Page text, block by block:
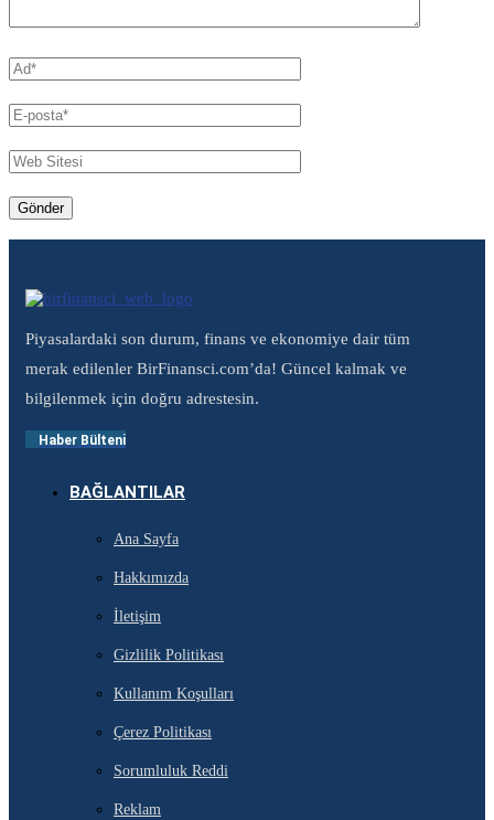
Piyasalardaki son durum, finans ve ekonomiye dair tüm
merak edilenler BirFinansci.com’da! Güncel kalmak ve
bilgilenmek için doğru adrestesin.
Haber Bülteni
BAĞLANTILAR
Ana Sayfa
Hakkımızda
İletişim
Gizlilik Politikası
Kullanım Koşulları
Çerez Politikası
Sorumluluk Reddi
Reklam